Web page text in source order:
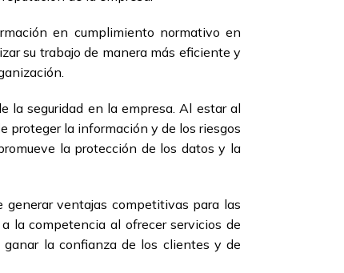
en cumplimiento normativo en
su trabajo de manera más eficiente y
la seguridad en la empresa. Al estar al
proteger la información y de los riesgos
la protección de los datos y la
ventajas competitivas para las
la competencia al ofrecer servicios de
la confianza de los clientes y de